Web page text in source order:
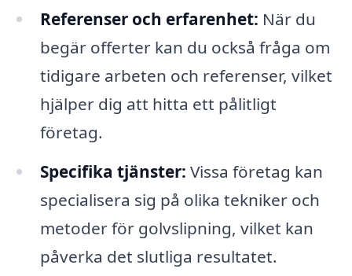
Referenser och erfarenhet: När du
begär offerter kan du också fråga om
tidigare arbeten och referenser, vilket
hjälper dig att hitta ett pålitligt
företag.
Specifika tjänster: Vissa företag kan
specialisera sig på olika tekniker och
metoder för golvslipning, vilket kan
påverka det slutliga resultatet.